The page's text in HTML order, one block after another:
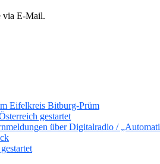
via E-Mail.
Eifelkreis Bitburg-Prüm
gestartet
über Digitalradio /